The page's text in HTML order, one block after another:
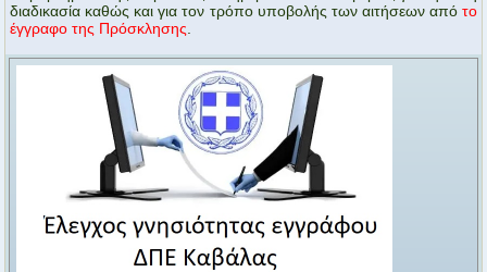
διαδικασία καθώς και για τον τρόπο υποβολής των αιτήσεων από το
έγγραφο της Πρόσκλησης